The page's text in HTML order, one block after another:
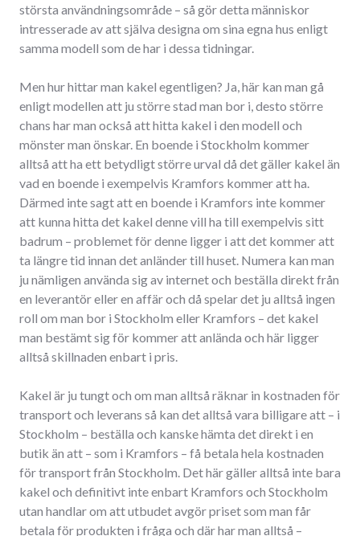
största användningsområde – så gör detta människor
intresserade av att själva designa om sina egna hus enligt
samma modell som de har i dessa tidningar.
Men hur hittar man kakel egentligen? Ja, här kan man gå
enligt modellen att ju större stad man bor i, desto större
chans har man också att hitta kakel i den modell och
mönster man önskar. En boende i Stockholm kommer
alltså att ha ett betydligt större urval då det gäller kakel än
vad en boende i exempelvis Kramfors kommer att ha.
Därmed inte sagt att en boende i Kramfors inte kommer
att kunna hitta det kakel denne vill ha till exempelvis sitt
badrum – problemet för denne ligger i att det kommer att
ta längre tid innan det anländer till huset. Numera kan man
ju nämligen använda sig av internet och beställa direkt från
en leverantör eller en affär och då spelar det ju alltså ingen
roll om man bor i Stockholm eller Kramfors – det kakel
man bestämt sig för kommer att anlända och här ligger
alltså skillnaden enbart i pris.
Kakel är ju tungt och om man alltså räknar in kostnaden för
transport och leverans så kan det alltså vara billigare att – i
Stockholm – beställa och kanske hämta det direkt i en
butik än att – som i Kramfors – få betala hela kostnaden
för transport från Stockholm. Det här gäller alltså inte bara
kakel och definitivt inte enbart Kramfors och Stockholm
utan handlar om att utbudet avgör priset som man får
betala för produkten i fråga och där har man alltså –